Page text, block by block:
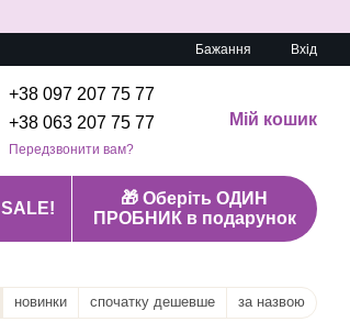
Бажання Вхід
+38 097 207 75 77
+38 063 207 75 77
Передзвонити вам?
Мій кошик
SALE!
🎁 Оберіть ОДИН
ПРОБНИК в подарунок
новинки спочатку дешевше за назвою